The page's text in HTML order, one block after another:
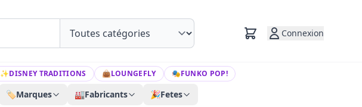
Connexion
✨DISNEY TRADITIONS 👜LOUNGEFLY 🎭FUNKO POP!
🏷️Marques 🏭Fabricants 🎉Fetes